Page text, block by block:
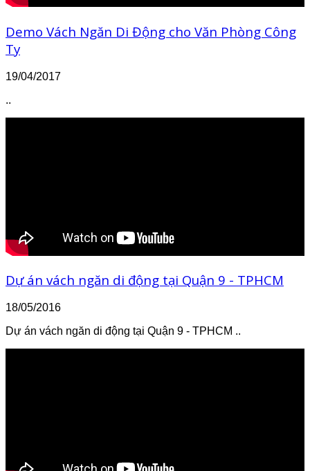
Demo Vách Ngăn Di Động cho Văn Phòng Công
Ty
19/04/2017
..
Dự án vách ngăn di động tại Quận 9 - TPHCM
18/05/2016
Dự án vách ngăn di động tại Quận 9 - TPHCM ..